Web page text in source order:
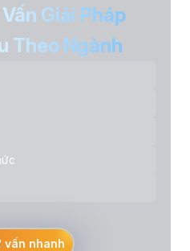
Giải Pháp
Theo Ngành
vấn nhanh